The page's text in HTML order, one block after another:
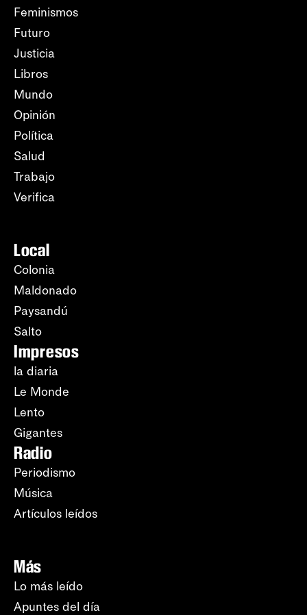
Feminismos
Futuro
Justicia
Libros
Mundo
Opinión
Política
Salud
Trabajo
Verifica
Local
Colonia
Maldonado
Paysandú
Salto
Impresos
la diaria
Le Monde
Lento
Gigantes
Radio
Periodismo
Música
Artículos leídos
Más
Lo más leído
Apuntes del día